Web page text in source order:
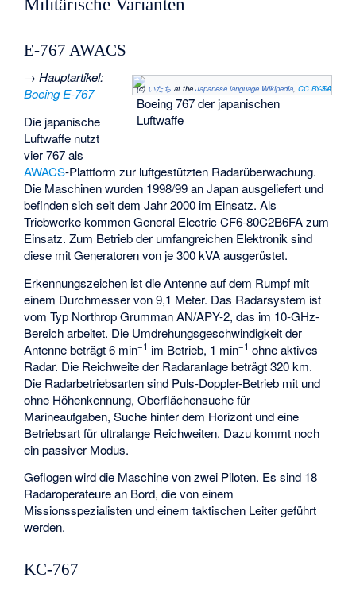
Militärische Varianten
E-767 AWACS
(c) いたち at the Japanese language Wikipedia, CC BY-SA 3.0
Boeing 767 der japanischen
Luftwaffe
→Hauptartikel:
Boeing E-767
Die japanische
Luftwaffe nutzt
vier 767 als
AWACS-Plattform zur luftgestützten Radarüberwachung.
Die Maschinen wurden 1998/99 an Japan ausgeliefert und
befinden sich seit dem Jahr 2000 im Einsatz. Als
Triebwerke kommen General Electric CF6-80C2B6FA zum
Einsatz. Zum Betrieb der umfangreichen Elektronik sind
diese mit Generatoren von je 300 kVA ausgerüstet.
Erkennungszeichen ist die Antenne auf dem Rumpf mit
einem Durchmesser von 9,1 Meter. Das Radarsystem ist
vom Typ Northrop Grumman AN/APY-2, das im 10-GHz-
Bereich arbeitet. Die Umdrehungsgeschwindigkeit der
Antenne beträgt 6 min−1 im Betrieb, 1 min−1 ohne aktives
Radar. Die Reichweite der Radaranlage beträgt 320 km.
Die Radarbetriebsarten sind Puls-Doppler-Betrieb mit und
ohne Höhenkennung, Oberflächensuche für
Marineaufgaben, Suche hinter dem Horizont und eine
Betriebsart für ultralange Reichweiten. Dazu kommt noch
ein passiver Modus.
Geflogen wird die Maschine von zwei Piloten. Es sind 18
Radaroperateure an Bord, die von einem
Missionsspezialisten und einem taktischen Leiter geführt
werden.
KC-767